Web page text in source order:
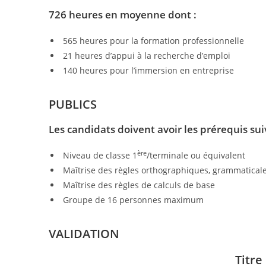
726 heures en moyenne dont :
565 heures pour la formation professionnelle
21 heures d’appui à la recherche d’emploi
140 heures pour l’immersion en entreprise
PUBLICS
Les candidats doivent avoir les prérequis
Niveau de classe 1 ère/terminale ou équivalent
Maîtrise des règles orthographiques,
Maîtrise des règles de calculs de base
Groupe de 16 personnes maximum
VALIDATION
Titre